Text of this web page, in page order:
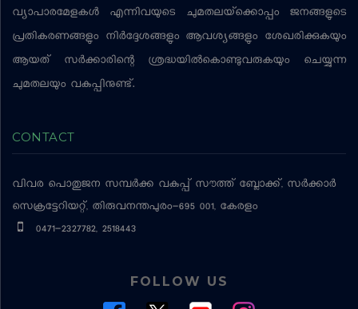
വ്യാപാരമേളകള്‍ എന്നിവയുടെ ചുമതലയ്‌ക്കൊപ്പം ജനങ്ങളുടെ
പ്രതികരണങ്ങളും നിര്‍ദ്ദേശങ്ങളും ആവശ്യങ്ങളും ശേഖരിക്കുകയും
ആയത് സര്‍ക്കാരിന്റെ ശ്രദ്ധയില്‍കൊണ്ടുവരുകയും ചെയ്യുന്ന
ചുമതലയും വകുപ്പിനുണ്ട്.
CONTACT
വിവര പൊതുജന സമ്പര്‍ക്ക വകുപ്പ് സൗത്ത് ബ്ലോക്ക്, സര്‍ക്കാര്‍
സെക്രട്ടേറിയറ്റ്, തിരുവനന്തപുരം-695 001, കേരളം
0471-2327782, 2518443
FOLLOW US